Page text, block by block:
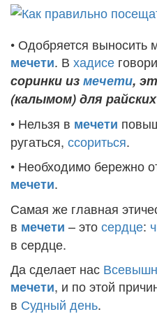
• Одобряется выносить
мечети. В хадисе
соринки измечети,
(калымом) для
• Нельзя в мечети
ругаться, ссориться.
• Необходимо бережно
мечети.
Самая же главная
в мечети – этосердце:
в сердце.
Да сделает нас
мечети, и по этой
в Судный день.